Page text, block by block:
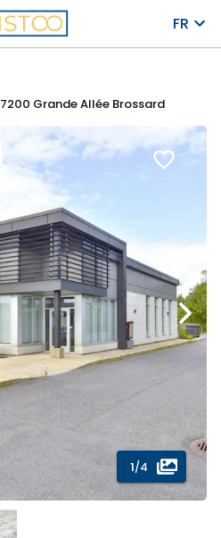
FR
7200 Grande Allée Brossard
favorite_border
1/4